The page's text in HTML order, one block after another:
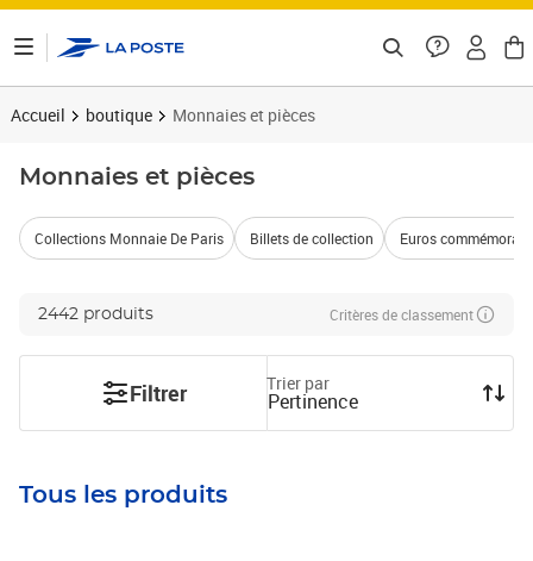
Accueil boutique Monnaies et pièces
Monnaies et pièces
Collections Monnaie De Paris Billets de collection Euros
2442 produits Critères de classement
Filtrer Trier par
Pertinence
Tous les produits